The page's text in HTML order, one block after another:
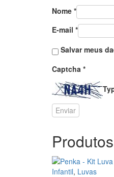
Nome *
E-mail *
Salvar meus
Captcha *
Infantil, Luvas